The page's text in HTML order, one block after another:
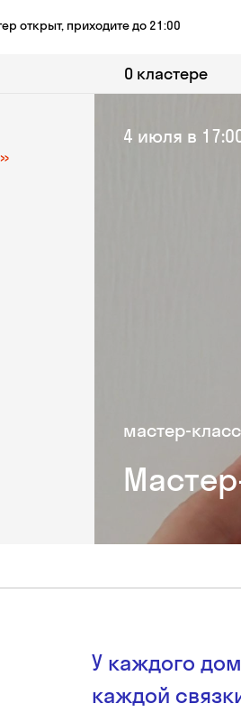
открыт, приходите до 21:00
О кластере
4 июля в
мастер-класс
У каждого
каждой